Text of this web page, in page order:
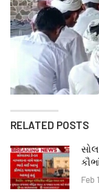
RELATED POSTS
Feb